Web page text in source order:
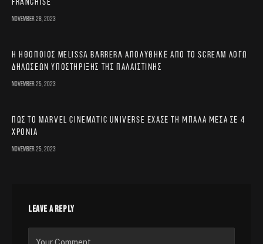
franchise
November 28, 2023
Η ηθοποιός Melissa Barrera απολύθηκε από το Scream λόγω
δηλώσεων υποστήριξης της Παλαιστίνης
November 25, 2023
Πώς το Marvel Cinematic Universe έχασε τη μπάλα μέσα σε 4
χρόνια
November 25, 2023
LEAVE A REPLY